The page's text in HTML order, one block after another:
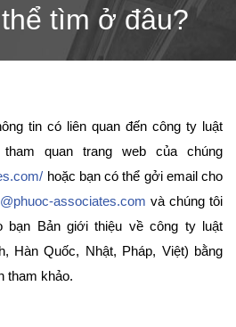
tìm ở đâu?
tin có liên quan đến công ty luật
quan trang web của chúng
hoặc bạn có thể gởi email cho
associates.com và chúng tôi
bạn Bản giới thiệu về công ty luật
Hàn Quốc, Nhật, Pháp, Việt) bằng
tham khảo.